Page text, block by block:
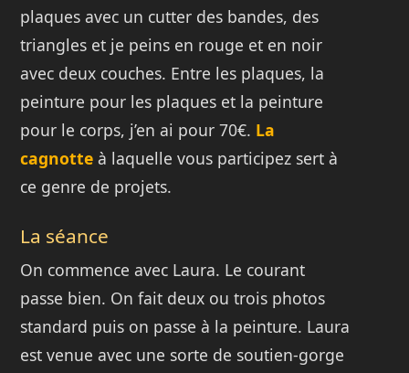
plaques avec un cutter des bandes, des
triangles et je peins en rouge et en noir
avec deux couches. Entre les plaques, la
peinture pour les plaques et la peinture
pour le corps, j’en ai pour 70€. La
cagnotte à laquelle vous participez sert à
ce genre de projets.
La séance
On commence avec Laura. Le courant
passe bien. On fait deux ou trois photos
standard puis on passe à la peinture. Laura
est venue avec une sorte de soutien-gorge